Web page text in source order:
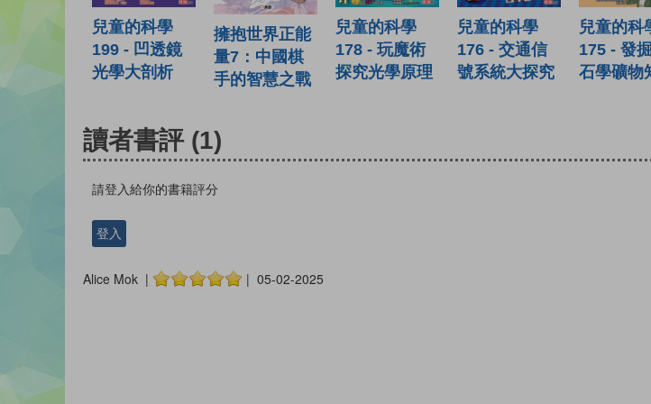
兒童的科學
199 - 凹透鏡
光學大剖析
擁抱世界正能
量7：中國棋
手的智慧之戰
兒童的科學
178 - 玩魔術
探究光學原理
兒童的科學
176 - 交通信
號系統大探究
兒童的科
175 - 發
石學礦物
讀者書評 (1)
請登入給你的書籍評分
登入
Alice Mok | | 05-02-2025